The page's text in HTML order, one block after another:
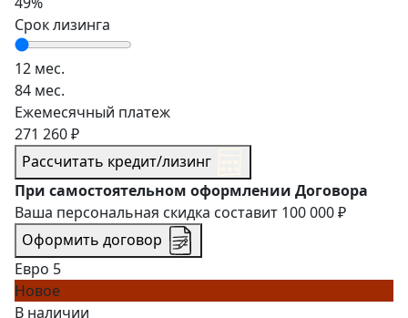
Срок лизинга
12 мес.
84 мес.
Ежемесячный платеж
271 260 ₽
Рассчитать кредит/лизинг
При самостоятельном оформлении Договора
Ваша персональная скидка составит 100 000 ₽
Оформить договор
Евро 5
Новое
В наличии